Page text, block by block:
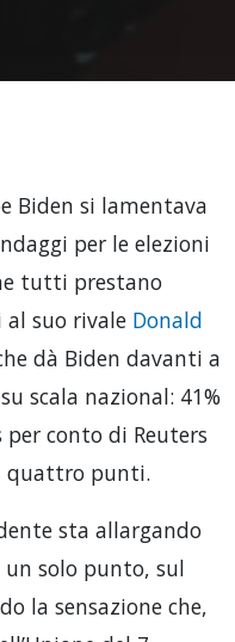
Biden si lamentava
per le elezioni
tutti prestano
suo rivale Donald
dà Biden davanti a
scala nazional: 41%
conto di Reuters
quattro punti.
sta allargando
un solo punto, sul
la sensazione che,